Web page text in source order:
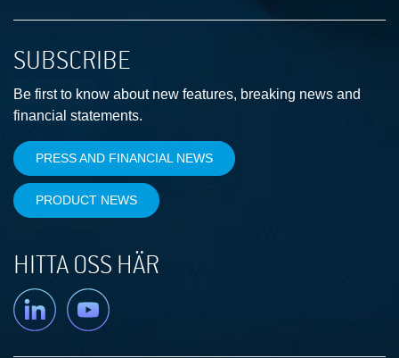
SUBSCRIBE
Be first to know about new features, breaking news and
financial statements.
PRESS AND FINANCIAL NEWS
PRODUCT NEWS
HITTA OSS HÄR
Linkedin YouTube